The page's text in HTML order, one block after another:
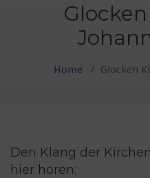
Home / Glocken
Den Klang der
hier hören: